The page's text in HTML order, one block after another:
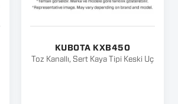
KUBOTA KXB450
Toz Kanallı, Sert Kaya Tipi Keski Uç